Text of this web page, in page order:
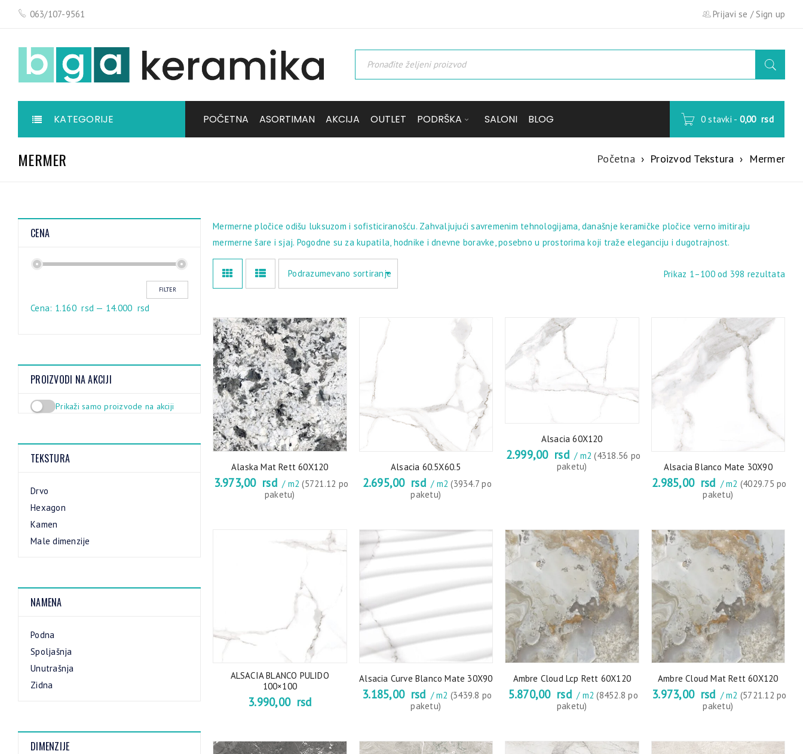
063/107-9561 Prijavi se /Sign up
KATEGORIJE POČETNA ASORTIMAN AKCIJA OUTLET PODRŠKA SALONI BLOG 0 stavki - 0,00 rsd
MERMER Početna › Proizvod Tekstura › Mermer
CENA
FILTER
Cena: 1.160 rsd — 14.000 rsd
PROIZVODI NA AKCIJI
Prikaži samo proizvode na akciji
TEKSTURA
Drvo
Hexagon
Kamen
Male dimenzije
NAMENA
Podna
Spoljašnja
Unutrašnja
Zidna
DIMENZIJE
Mermerne pločice odišu luksuzom i sofisticiranošću. Zahvaljujući savremenim tehnologijama, današnje keramičke pločice verno imitiraju
mermerne šare i sjaj. Pogodne su za kupatila, hodnike i dnevne boravke, posebno u prostorima koji traže eleganciju i dugotrajnost.
Prikaz 1–100 od 398 rezultata
Podrazumevano sortiranje
Alaska Mat Rett 60X120
3.973,00 rsd / m2(5721.12 po
paketu)
Alsacia 60.5X60.5
2.695,00 rsd / m2(3934.7 po
paketu)
Alsacia 60X120
2.999,00 rsd / m2(4318.56 po
paketu)
Alsacia Blanco Mate 30X90
2.985,00 rsd / m2 (4029.75 po
paketu)
ALSACIA BLANCO PULIDO
100×100
3.990,00 rsd
Alsacia Curve Blanco Mate 30X90
3.185,00 rsd / m2 (3439.8 po
paketu)
Ambre Cloud Lcp Rett 60X120
5.870,00 rsd / m2(8452.8 po
paketu)
Ambre Cloud Mat Rett 60X120
3.973,00 rsd / m2 (5721.12 po
paketu)